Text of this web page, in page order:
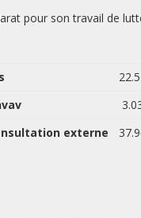
pour son travail de
externe